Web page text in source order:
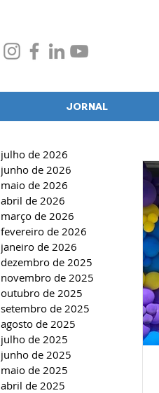
JORNAL
julho de 2026
junho de 2026
maio de 2026
abril de 2026
março de 2026
fevereiro de 2026
janeiro de 2026
dezembro de 2025
novembro de 2025
outubro de 2025
setembro de 2025
agosto de 2025
julho de 2025
junho de 2025
maio de 2025
abril de 2025